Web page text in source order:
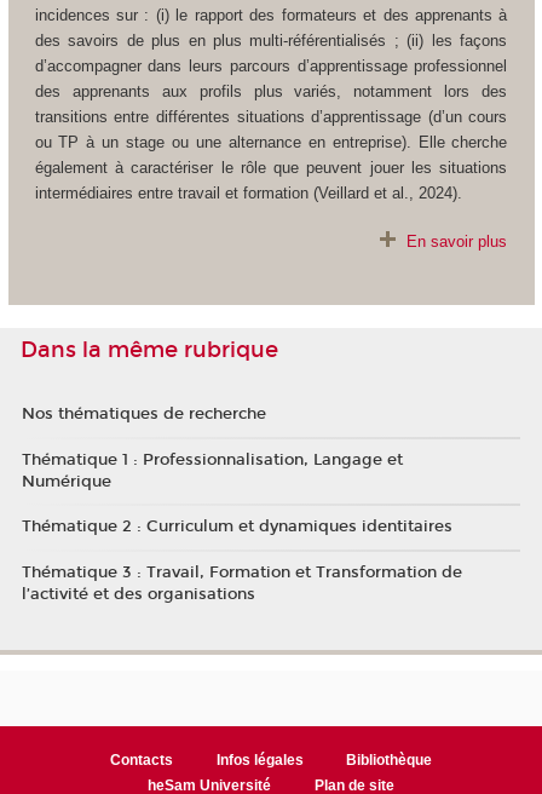
incidences sur : (i) le rapport des formateurs et des apprenants à
des savoirs de plus en plus multi-référentialisés ; (ii) les façons
d’accompagner dans leurs parcours d’apprentissage professionnel
des apprenants aux profils plus variés, notamment lors des
transitions entre différentes situations d’apprentissage (d’un cours
ou TP à un stage ou une alternance en entreprise). Elle cherche
également à caractériser le rôle que peuvent jouer les situations
intermédiaires entre travail et formation (Veillard et al., 2024).
En savoir plus
Dans la même rubrique
Nos thématiques de recherche
Thématique 1 : Professionnalisation, Langage et
Numérique
Thématique 2 : Curriculum et dynamiques identitaires
Thématique 3 : Travail, Formation et Transformation de
l’activité et des organisations
Contacts Infos légales
Bibliothèque
heSam Université
Plan de site